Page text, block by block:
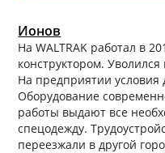
Ионов
На WALTRAK работал в
конструктором.
На предприятии
Оборудование
работы выдают все
спецодежду.
переезжали в другой